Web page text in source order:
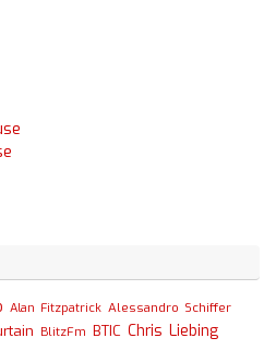
Alan Fitzpatrick Alessandro Schiffer
BlitzFm BTIC Chris Liebing